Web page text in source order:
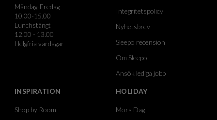
Måndag-Fredag
10.00-15.00
Lunchstängt
12.00 - 13.00
Helgfria vardagar
Integritetspolicy
Nyhetsbrev
Sleepo recension
Om Sleepo
Ansök lediga jobb
INSPIRATION
Shop by Room
HOLIDAY
Mors Dag